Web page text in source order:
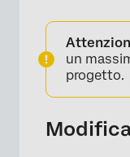
un
progetto.